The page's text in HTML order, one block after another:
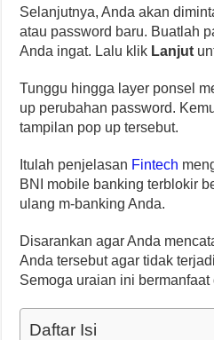
Selanjutnya, Anda akan
atau password baru. Buatlah
Anda ingat. Lalu klik Lanjut
Tunggu hingga layer ponsel
up perubahan password.
tampilan pop up tersebut.
Itulah penjelasan Fintech
BNI mobile banking terblokir
ulang m-banking Anda.
Disarankan agar Anda
Anda tersebut agar tidak
Semoga uraian ini
Daftar Isi